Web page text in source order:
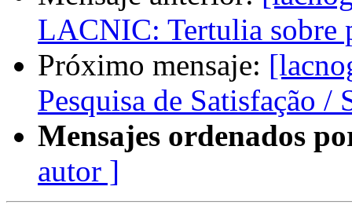
LACNIC: Tertulia sobre
Próximo mensaje:
Pesquisa de Satisfação
Mensajes ordenados
autor ]